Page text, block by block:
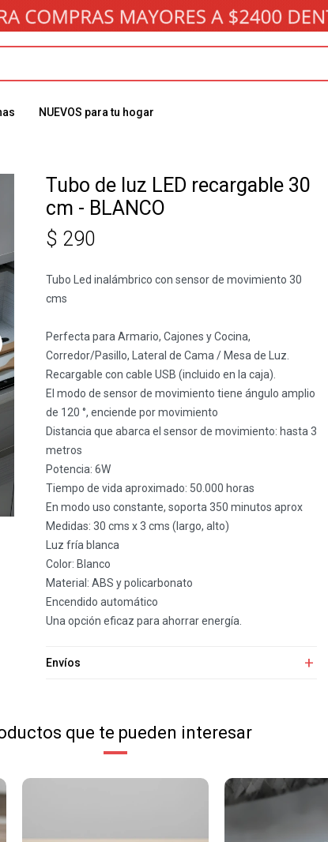
NUEVOS para tu hogar
Tubo de luz LED recargable 30
cm - BLANCO
$ 290
Tubo Led inalámbrico con sensor de movimiento 30
cms
Perfecta para Armario, Cajones y Cocina,
Corredor/Pasillo, Lateral de Cama / Mesa de Luz.
Recargable con cable USB (incluido en la caja).
El modo de sensor de movimiento tiene ángulo amplio
de 120 °, enciende por movimiento
Distancia que abarca el sensor de movimiento: hasta 3
metros
Potencia: 6W
Tiempo de vida aproximado: 50.000 horas
En modo uso constante, soporta 350 minutos aprox
Medidas: 30 cms x 3 cms (largo, alto)
Luz fría blanca
Color: Blanco
Material: ABS y policarbonato
Encendido automático
Una opción eficaz para ahorrar energía.
Envíos
que te pueden interesar